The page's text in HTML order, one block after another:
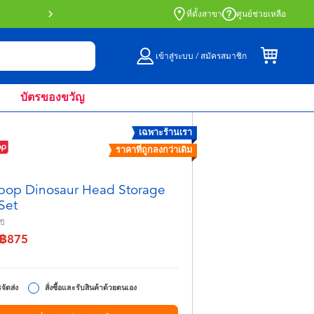
สั่งซื้อออนไลน์และรับที่หน้าร้านด้วย Click
ที่ตั้งสาขา ศูนย์ช่วยเหลือ
เข้าสู่ระบบ / สมัครสมาชิก
บัตรของขวัญ
เฉพาะร้านเรา
ราคาที่ถูกลงกว่าเดิม
Dinosaur Head Storage
ปี
าก
฿875
ดส่ง สั่งซื้อและรับสินค้าด้วยตนเอง